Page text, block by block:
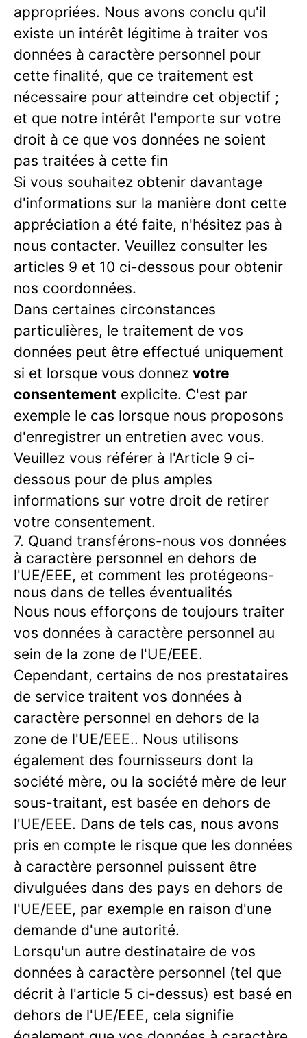
appropriées. Nous avons conclu qu'il
existe un intérêt légitime à traiter vos
données à caractère personnel pour
cette finalité, que ce traitement est
nécessaire pour atteindre cet objectif ;
et que notre intérêt l'emporte sur votre
droit à ce que vos données ne soient
pas traitées à cette fin
Si vous souhaitez obtenir davantage
d'informations sur la manière dont cette
appréciation a été faite, n'hésitez pas à
nous contacter. Veuillez consulter les
articles 9 et 10 ci-dessous pour obtenir
nos coordonnées.
Dans certaines circonstances
particulières, le traitement de vos
données peut être effectué uniquement
si et lorsque vous donnez votre
consentement explicite. C'est par
exemple le cas lorsque nous proposons
d'enregistrer un entretien avec vous.
Veuillez vous référer à l'Article 9 ci-
dessous pour de plus amples
informations sur votre droit de retirer
votre consentement.
7. Quand transférons-nous vos données
à caractère personnel en dehors de
l'UE/EEE, et comment les protégeons-
nous dans de telles éventualités
Nous nous efforçons de toujours traiter
vos données à caractère personnel au
sein de la zone de l'UE/EEE.
Cependant, certains de nos prestataires
de service traitent vos données à
caractère personnel en dehors de la
zone de l'UE/EEE.. Nous utilisons
également des fournisseurs dont la
société mère, ou la société mère de leur
sous-traitant, est basée en dehors de
l'UE/EEE. Dans de tels cas, nous avons
pris en compte le risque que les données
à caractère personnel puissent être
divulguées dans des pays en dehors de
l'UE/EEE, par exemple en raison d'une
demande d'une autorité.
Lorsqu'un autre destinataire de vos
données à caractère personnel (tel que
décrit à l'article 5 ci-dessus) est basé en
dehors de l'UE/EEE, cela signifie